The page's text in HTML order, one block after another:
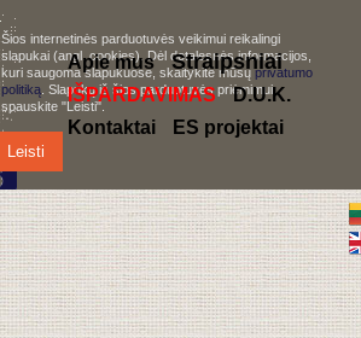
Šios internetinės parduotuvės veikimui reikalingi
slapukai (angl. cookies). Dėl detalesnės informacijos,
kuri saugoma slapukuose, skaitykite mūsųprivatumo
politiką . Slapukų iš šios parduotuvės priėmimui,
spauskite "Leisti".
Leisti
Apie mus Straipsniai
IŠPARDAVIMAS
D.U.K.
Kontaktai
ES projektai